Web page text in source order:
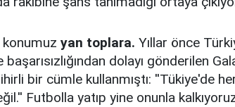
yan toplara. Yıllar önce
başarısızlığından dolayı gönderilen
bir cümle kullanmıştı: ''Tükiye'de
Futbolla yatıp yine onunla